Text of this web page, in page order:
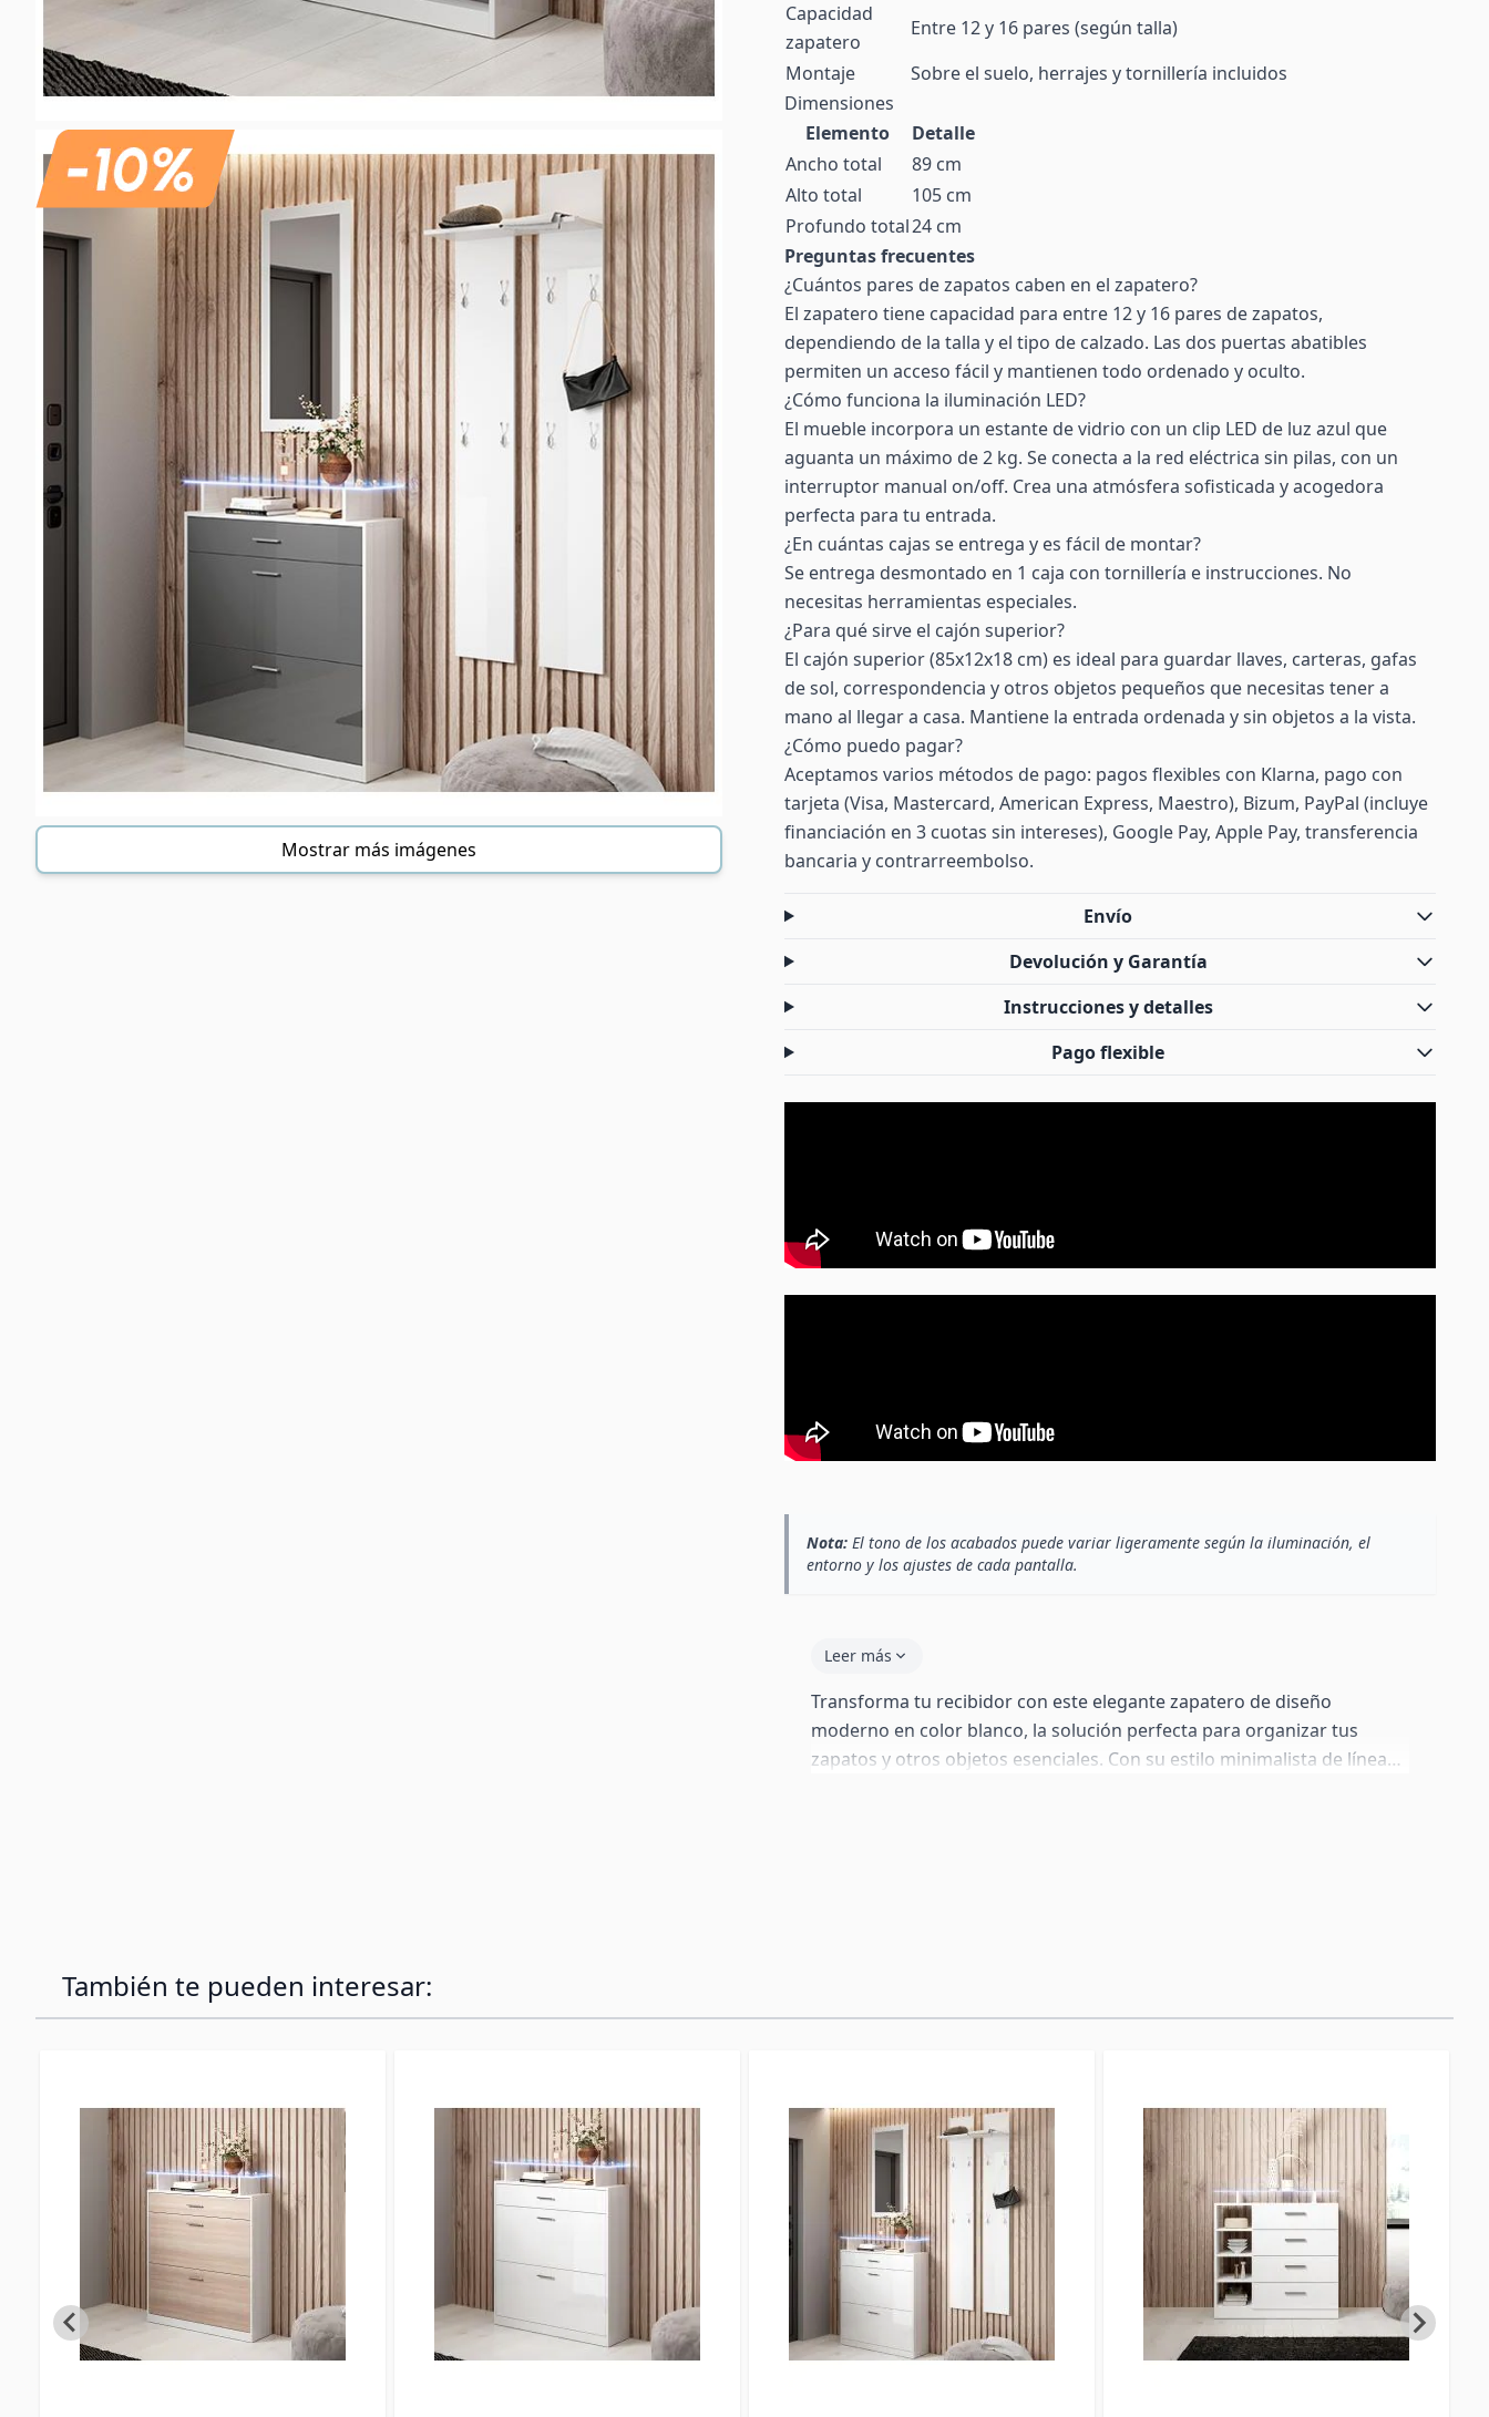
Mostrar más imágenes
Capacidad
zapatero
Entre 12 y 16 pares (según talla)
Montaje
Sobre el suelo, herrajes y tornillería incluidos
Dimensiones
Elemento
Detalle
Ancho total
89 cm
Alto total
105 cm
Profundo total24 cm
Preguntas frecuentes
¿Cuántos pares de zapatos caben en el zapatero?
El zapatero tiene capacidad para entre 12 y 16 pares de zapatos,
dependiendo de la talla y el tipo de calzado. Las dos puertas abatibles
permiten un acceso fácil y mantienen todo ordenado y oculto.
¿Cómo funciona la iluminación LED?
El mueble incorpora un estante de vidrio con un clip LED de luz azul que
aguanta un máximo de 2 kg. Se conecta a la red eléctrica sin pilas, con un
interruptor manual on/off. Crea una atmósfera sofisticada y acogedora
perfecta para tu entrada.
¿En cuántas cajas se entrega y es fácil de montar?
Se entrega desmontado en 1 caja con tornillería e instrucciones. No
necesitas herramientas especiales.
¿Para qué sirve el cajón superior?
El cajón superior (85x12x18 cm) es ideal para guardar llaves, carteras, gafas
de sol, correspondencia y otros objetos pequeños que necesitas tener a
mano al llegar a casa. Mantiene la entrada ordenada y sin objetos a la vista.
¿Cómo puedo pagar?
Aceptamos varios métodos de pago: pagos flexibles con Klarna, pago con
tarjeta (Visa, Mastercard, American Express, Maestro), Bizum, PayPal (incluye
financiación en 3 cuotas sin intereses), Google Pay, Apple Pay, transferencia
bancaria y contrarreembolso.
Envío
Devolución y Garantía
Instrucciones y detalles
Pago flexible
Nota: El tono de los acabados puede variar ligeramente según la iluminación, el
entorno y los ajustes de cada pantalla.
Leer más
Transforma tu recibidor con este elegante zapatero de diseño
moderno en color blanco, la solución perfecta para organizar tus
zapatos y otros objetos esenciales. Con su estilo minimalista de líneas
brillante, y equipado con tiradores metálicos, este mueble no solo es
También te pueden interesar: